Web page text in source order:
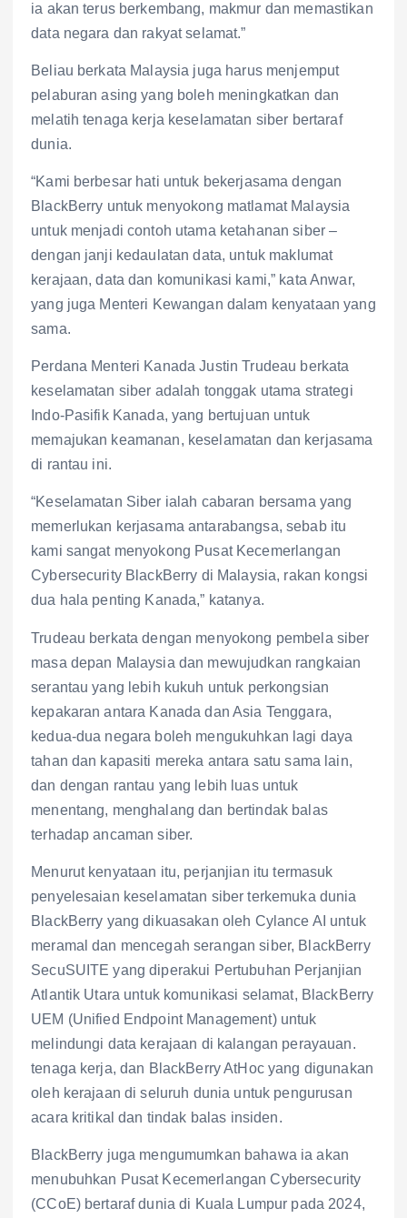
ia akan terus berkembang, makmur dan memastikan
data negara dan rakyat selamat.”
Beliau berkata Malaysia juga harus menjemput
pelaburan asing yang boleh meningkatkan dan
melatih tenaga kerja keselamatan siber bertaraf
dunia.
“Kami berbesar hati untuk bekerjasama dengan
BlackBerry untuk menyokong matlamat Malaysia
untuk menjadi contoh utama ketahanan siber –
dengan janji kedaulatan data, untuk maklumat
kerajaan, data dan komunikasi kami,” kata Anwar,
yang juga Menteri Kewangan dalam kenyataan yang
sama.
Perdana Menteri Kanada Justin Trudeau berkata
keselamatan siber adalah tonggak utama strategi
Indo-Pasifik Kanada, yang bertujuan untuk
memajukan keamanan, keselamatan dan kerjasama
di rantau ini.
“Keselamatan Siber ialah cabaran bersama yang
memerlukan kerjasama antarabangsa, sebab itu
kami sangat menyokong Pusat Kecemerlangan
Cybersecurity BlackBerry di Malaysia, rakan kongsi
dua hala penting Kanada,” katanya.
Trudeau berkata dengan menyokong pembela siber
masa depan Malaysia dan mewujudkan rangkaian
serantau yang lebih kukuh untuk perkongsian
kepakaran antara Kanada dan Asia Tenggara,
kedua-dua negara boleh mengukuhkan lagi daya
tahan dan kapasiti mereka antara satu sama lain,
dan dengan rantau yang lebih luas untuk
menentang, menghalang dan bertindak balas
terhadap ancaman siber.
Menurut kenyataan itu, perjanjian itu termasuk
penyelesaian keselamatan siber terkemuka dunia
BlackBerry yang dikuasakan oleh Cylance AI untuk
meramal dan mencegah serangan siber, BlackBerry
SecuSUITE yang diperakui Pertubuhan Perjanjian
Atlantik Utara untuk komunikasi selamat, BlackBerry
UEM (Unified Endpoint Management) untuk
melindungi data kerajaan di kalangan perayauan.
tenaga kerja, dan BlackBerry AtHoc yang digunakan
oleh kerajaan di seluruh dunia untuk pengurusan
acara kritikal dan tindak balas insiden.
BlackBerry juga mengumumkan bahawa ia akan
menubuhkan Pusat Kecemerlangan Cybersecurity
(CCoE) bertaraf dunia di Kuala Lumpur pada 2024,